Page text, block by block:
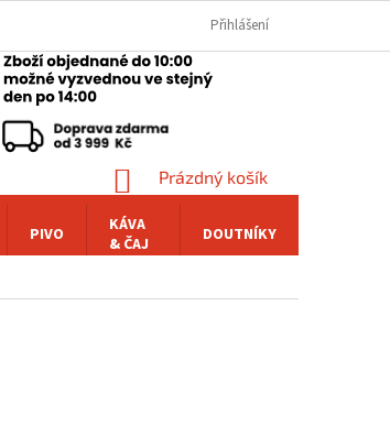
Přihlášení
NÁKUPNÍ
KOŠÍK
Prázdný košík
PIVO
KÁVA
& ČAJ
DOUTNÍKY